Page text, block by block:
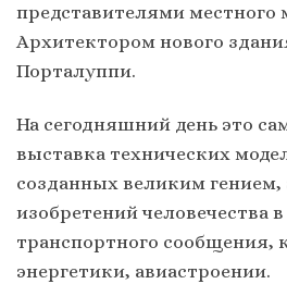
представителями местного
Архитектором нового
Порталуппи.
На сегодняшний день это
выставка технических
созданных великим
изобретений человечества
транспортного сообщения,
энергетики, авиастроении.